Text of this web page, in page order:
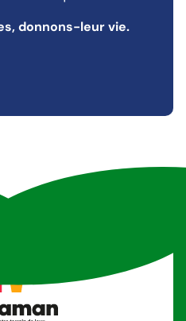
donnons-leur vie.